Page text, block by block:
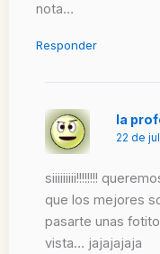
nota…
Responder
la
22 de
siiiiiiiii!!!!!!!!
que los mejores
pasarte unas
vista… jajajajaja